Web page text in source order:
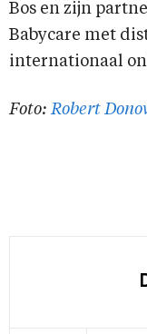
Bos en zijn
Babycare met
internationaal
Foto: Robert